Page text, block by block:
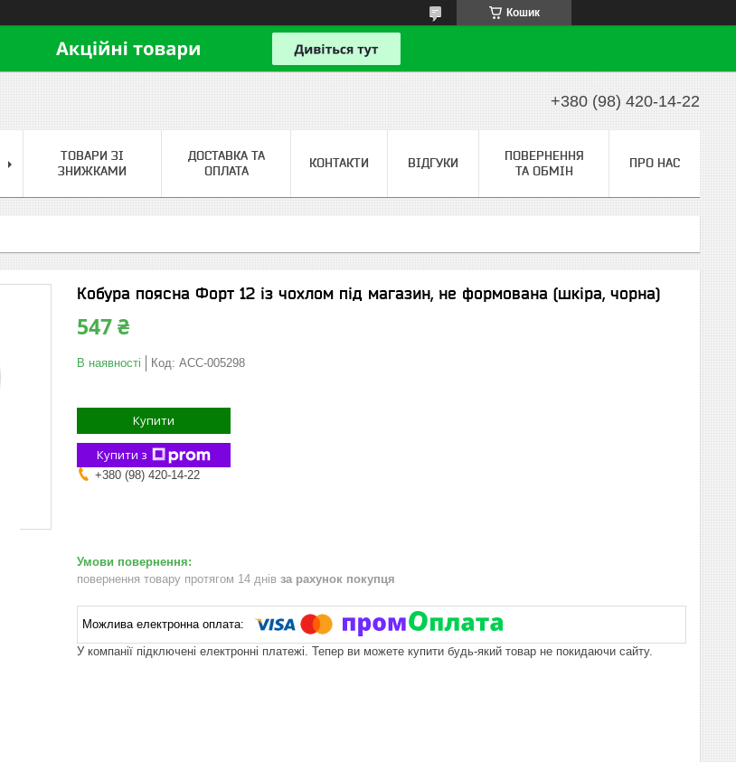
Кошик
+380 (98) 420-14-22
ТОВАРИ ЗІ
ЗНИЖКАМИ
ДОСТАВКА ТА
ОПЛАТА
КОНТАКТИ ВІДГУКИ
ПОВЕРНЕННЯ
ТА ОБМІН
ПРО НАС
Кобура поясна Форт 12 із чохлом під магазин, не формована (шкіра, чорна)
547 ₴
В наявності Код: ACC-005298
Купити
Купити з
+380 (98) 420-14-22
повернення товару протягом 14 днів за рахунок покупця
У компанії підключені електронні платежі. Тепер ви можете купити будь-який товар не покидаючи сайту.